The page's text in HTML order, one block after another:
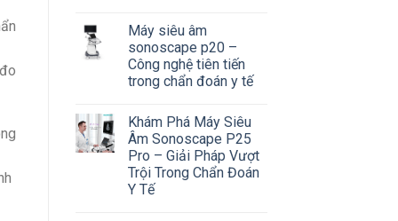
Máy siêu âm
sonoscape p20 –
Công nghệ tiên tiến
trong chẩn đoán y tế
Khám Phá Máy Siêu
Âm Sonoscape P25
Pro – Giải Pháp Vượt
Trội Trong Chẩn Đoán
Y Tế